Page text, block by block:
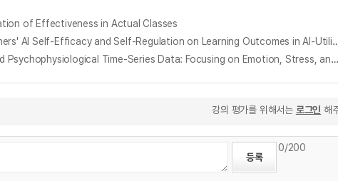
of Effectiveness in Actual Classes
AI를 활용한 학습에서 학습자의 AI 자기효능감, 자기조절력이 학습 성과에 미치는 영향 : 학습몰입, 학습태도를 매개변인으로 = The Effects of
AI 추출 생리심리 시계열 데이터를 활용한 학습자 유형분석 : 정서, 스트레스, 집중도를 중심으로 = Learner Typology Analysis Using AI-Extracted Psychophysiological Time-Series Data: Focusing on Emotion, Stress, and Attention
강의 평가를 위해서는 로그인 해
0/200